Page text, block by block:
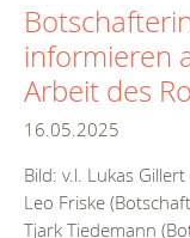
informieren
Arbeit des
16.05.2025
Bild: v.l. Lukas
Leo Friske
Tjark Tiedemann